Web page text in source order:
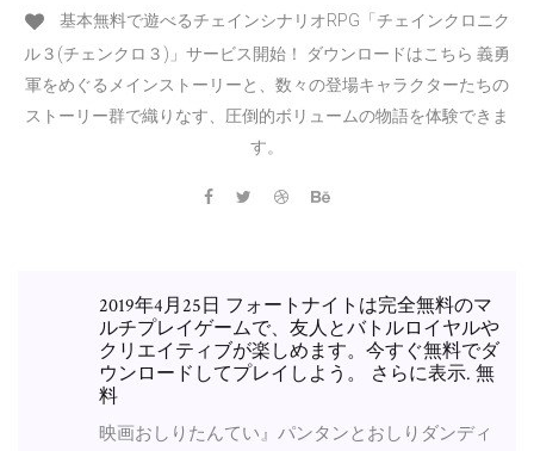
基本無料で遊べるチェインシナリオRPG「チェインクロニク
ル３(チェンクロ３)」サービス開始！ ダウンロードはこちら 義勇
軍をめぐるメインストーリーと、数々の登場キャラクターたちの
ストーリー群で織りなす、圧倒的ボリュームの物語を体験できま
す。
2019年4月25日 フォートナイトは完全無料のマ
ルチプレイゲームで、友人とバトルロイヤルや
クリエイティブが楽しめます。今すぐ無料でダ
ウンロードしてプレイしよう。 さらに表示. 無
料
映画おしりたんてい』パンタンとおしりダンディ